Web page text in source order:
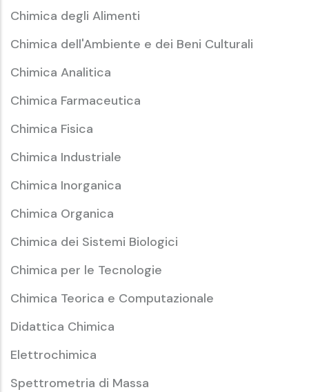
Chimica degli Alimenti
Chimica dell'Ambiente e dei Beni Culturali
Chimica Analitica
Chimica Farmaceutica
Chimica Fisica
Chimica Industriale
Chimica Inorganica
Chimica Organica
Chimica dei Sistemi Biologici
Chimica per le Tecnologie
Chimica Teorica e Computazionale
Didattica Chimica
Elettrochimica
Spettrometria di Massa